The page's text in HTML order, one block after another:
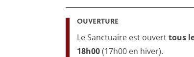
OUVERTURE
Le Sanctuaire est ouverttous
18h00(17h00 en hiver).